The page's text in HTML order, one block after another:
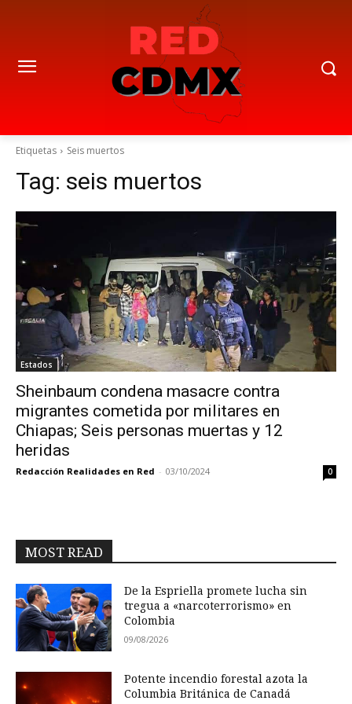
Etiquetas Seis muertos
Tag: seis muertos
Estados
Sheinbaum condena masacre contra
migrantes cometida por militares en
Chiapas; Seis personas muertas y 12
heridas
Redacción Realidades en Red - 03/10/2024 0
MOST READ
De la Espriella promete lucha sin
tregua a «narcoterrorismo» en
Colombia
09/08/2026
Potente incendio forestal azota la
Columbia Británica de Canadá